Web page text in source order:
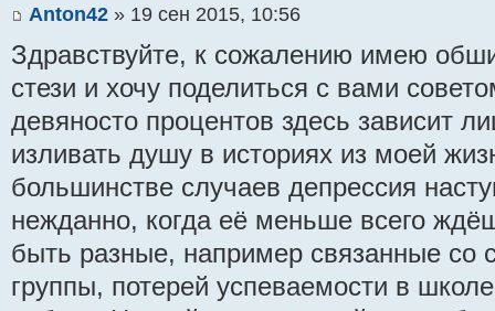
Anton42 » 19 сен 2015, 10:56
Здравствуйте, к сожалению имею
стези и хочу поделиться с вами
девяносто процентов здесь зависит
изливать душу в историях из моей
большинстве случаев депрессия
нежданно, когда её меньше всего
быть разные, например связанные со
группы, потерей успеваемости в